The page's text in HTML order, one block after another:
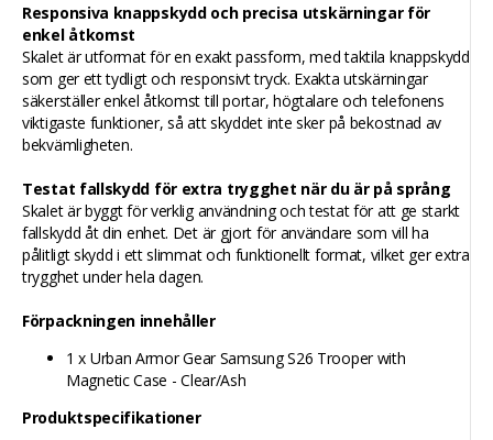
Responsiva knappskydd och precisa utskärningar för
enkel åtkomst
Skalet är utformat för en exakt passform, med taktila knappskydd
som ger ett tydligt och responsivt tryck. Exakta utskärningar
säkerställer enkel åtkomst till portar, högtalare och telefonens
viktigaste funktioner, så att skyddet inte sker på bekostnad av
bekvämligheten.
Testat fallskydd för extra trygghet när du är på språng
Skalet är byggt för verklig användning och testat för att ge starkt
fallskydd åt din enhet. Det är gjort för användare som vill ha
pålitligt skydd i ett slimmat och funktionellt format, vilket ger extra
trygghet under hela dagen.
Förpackningen innehåller
1 x Urban Armor Gear Samsung S26 Trooper with
Magnetic Case - Clear/Ash
Produktspecifikationer